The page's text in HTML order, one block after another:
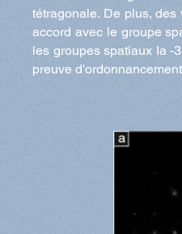
tétragonale. De plus,
accord avec le groupe
les groupes spatiaux Ia -
preuve